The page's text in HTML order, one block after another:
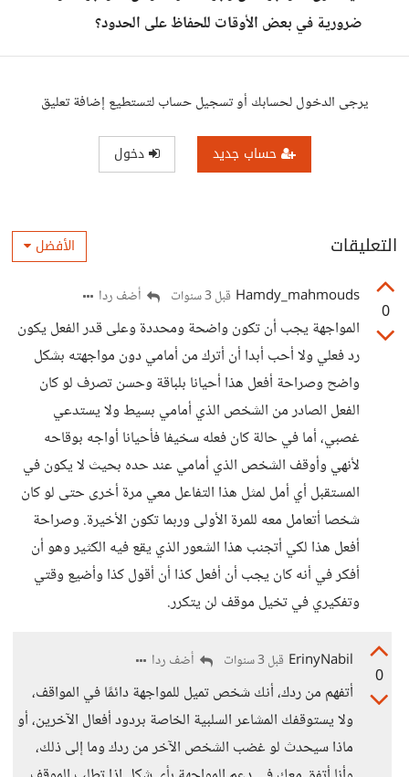
ضرورية في بعض الأوقات للحفاظ على الحدود؟
يرجى الدخول لحسابك أو تسجيل حساب لتستطيع إضافة تعليق
حساب جديد دخول
التعليقات الأفضل
0
Hamdy_mahmouds قبل 3 سنوات أضف ردا
المواجهة يجب أن تكون واضحة ومحددة وعلى قدر الفعل يكون
رد فعلي ولا أحب أبدا أن أترك من أمامي دون مواجهته بشكل
واضح وصراحة أفعل هذا أحيانا بلباقة وحسن تصرف لو كان
الفعل الصادر من الشخص الذي أمامي بسيط ولا يستدعي
غصبي، أما في حالة كان فعله سخيفا فأحيانا أواجه بوقاحه
لأنهي وأوقف الشخص الذي أمامي عند حده بحيث لا يكون في
المستقبل أي أمل لمثل هذا التفاعل معي مرة أخرى حتى لو كان
شخصا أتعامل معه للمرة الأولى وربما تكون الأخيرة. وصراحة
أفعل هذا لكي أتجنب هذا الشعور الذي يقع فيه الكثير وهو أن
أفكر في أنه كان يجب أن أفعل كذا أن أقول كذا وأضيع وقتي
وتفكيري في تخيل موقف لن يتكرر.
0
ErinyNabil قبل 3 سنوات أضف ردا
أتفهم من ردك، أنك شخص تميل للمواجهة دائمًا في المواقف،
ولا يستوقفك المشاعر السلبية الخاصة بردود أفعال الآخرين، أو
ماذا سيحدث لو غضب الشخص الآخر من ردك وما إلى ذلك،